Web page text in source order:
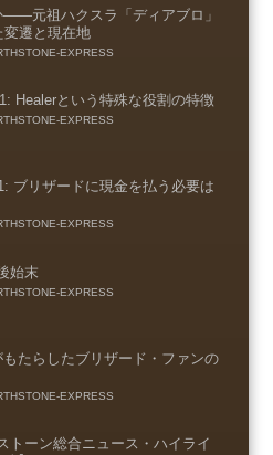
――元祖ハクスラ「ディアブロ」
変遷と現在地
EXPRESS
Healerという特殊な役割の特徴
EXPRESS
ブリザードに現金を払う必要は
EXPRESS
始末
EXPRESS
たらしたブリザード・ファンの
EXPRESS
トーン総合ニュース・ハイライ